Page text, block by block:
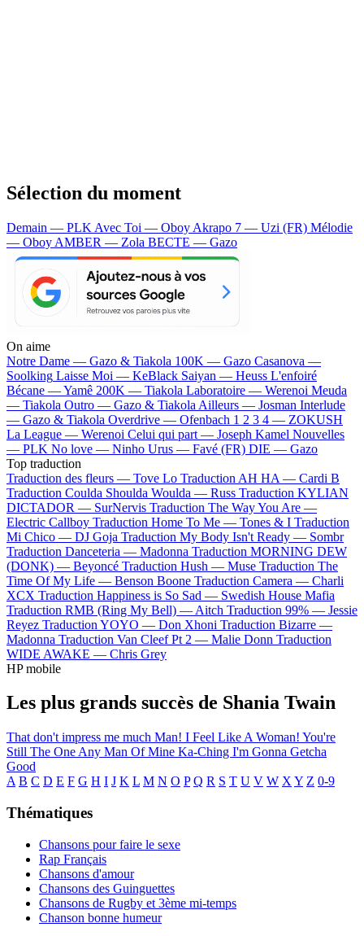
Sélection du moment
Demain — PLK Avec Toi — Oboy Akrapo 7 — Uzi (FR) Mélodie
— Oboy AMBER — Zola BECTE — Gazo
On aime
Notre Dame — Gazo & Tiakola 100K — Gazo Casanova —
Soolking Laisse Moi — KeBlack Saiyan — Heuss L'enfoiré
Bécane —Yamê 200K — Tiakola Laboratoire — Werenoi Meuda
— Tiakola Outro — Gazo & Tiakola Ailleurs — Josman Interlude
— Gazo & Tiakola Overdrive — Ofenbach 1 2 3 4 — ZOKUSH
La League — Werenoi Celui qui part — Joseph Kamel Nouvelles
— PLK No love — Ninho Urus — Favé (FR) DIE — Gazo
Top traduction
Traduction des fleurs — Tove Lo Traduction AH HA — Cardi B
Traduction Coulda Shoulda Woulda — Russ Traduction KYLIAN
DICTADOR — SurNervis Traduction The Way You Are —
Electric Callboy Traduction Home To Me — Tones & I Traduction
Mi Chico — DJ Goja Traduction My Body Isn't Ready — Sombr
Traduction Danceteria — Madonna Traduction MORNING DEW
(DONK) — Beyoncé Traduction Hush — Muse Traduction The
Time Of My Life — Benson Boone Traduction Camera — Charli
XCX Traduction Happiness is So Sad — Swedish House Mafia
Traduction RMB (Ring My Bell) — Aitch Traduction 99% — Jessie
Reyez Traduction YOYO — Don Xhoni Traduction Bizarre —
Madonna Traduction Van Cleef Pt 2 — Malie Donn Traduction
WIDE AWAKE — Chris Grey
HP mobile
Les plus grands succès de Shania Twain
That don't impress me much Man! I Feel Like A Woman! You're
Still The One Any Man Of Mine Ka-Ching I'm Gonna Getcha
Good
A B C D E F G H I J K L M N O P Q R S T U V W X Y Z 0-9
Thématiques
Chansons pour faire le sexe
Rap Français
Chansons d'amour
Chansons des Guinguettes
Chansons de Rugby et 3ème mi-temps
Chanson bonne humeur